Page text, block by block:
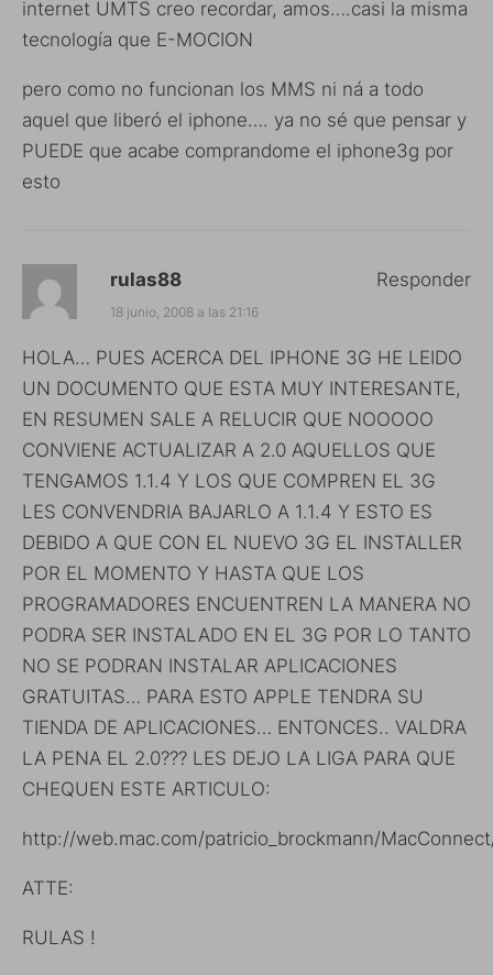
internet UMTS creo recordar, amos….casi la misma
tecnología que E-MOCION
pero como no funcionan los MMS ni ná a todo
aquel que liberó el iphone…. ya no sé que pensar y
PUEDE que acabe comprandome el iphone3g por
esto
rulas88
18 junio, 2008 a las 21:16
HOLA… PUES ACERCA DEL IPHONE 3G HE LEIDO
UN DOCUMENTO QUE ESTA MUY INTERESANTE,
EN RESUMEN SALE A RELUCIR QUE NOOOOO
CONVIENE ACTUALIZAR A 2.0 AQUELLOS QUE
TENGAMOS 1.1.4 Y LOS QUE COMPREN EL 3G
LES CONVENDRIA BAJARLO A 1.1.4 Y ESTO ES
DEBIDO A QUE CON EL NUEVO 3G EL INSTALLER
POR EL MOMENTO Y HASTA QUE LOS
PROGRAMADORES ENCUENTREN LA MANERA NO
PODRA SER INSTALADO EN EL 3G POR LO TANTO
NO SE PODRAN INSTALAR APLICACIONES
GRATUITAS… PARA ESTO APPLE TENDRA SU
TIENDA DE APLICACIONES… ENTONCES.. VALDRA
LA PENA EL 2.0??? LES DEJO LA LIGA PARA QUE
CHEQUEN ESTE ARTICULO:
http://web.mac.com/patricio_brockmann/
ATTE:
RULAS !
Responder